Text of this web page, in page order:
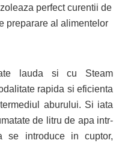
perfect curentii de
preparare al alimentelor
lauda si cu Steam
rapida si eficienta
aburului. Si iata
de litru de apa intr-
se introduce in cuptor,